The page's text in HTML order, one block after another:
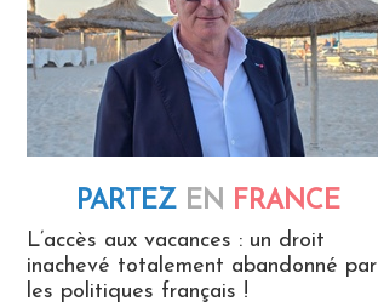
PARTEZ EN FRANCE
L’accès aux vacances : un droit
inachevé totalement abandonné par
les politiques français !